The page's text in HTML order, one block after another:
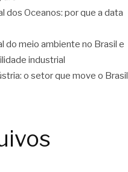
dos Oceanos: por que a data
do meio ambiente no Brasil e
industrial
o setor que move o Brasil